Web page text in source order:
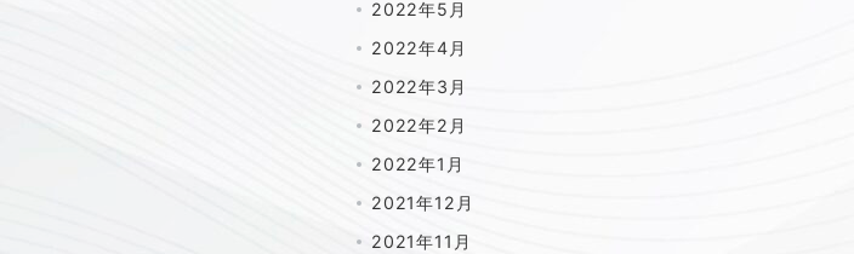
2022年5月
2022年4月
2022年3月
2022年2月
2022年1月
2021年12月
2021年11月